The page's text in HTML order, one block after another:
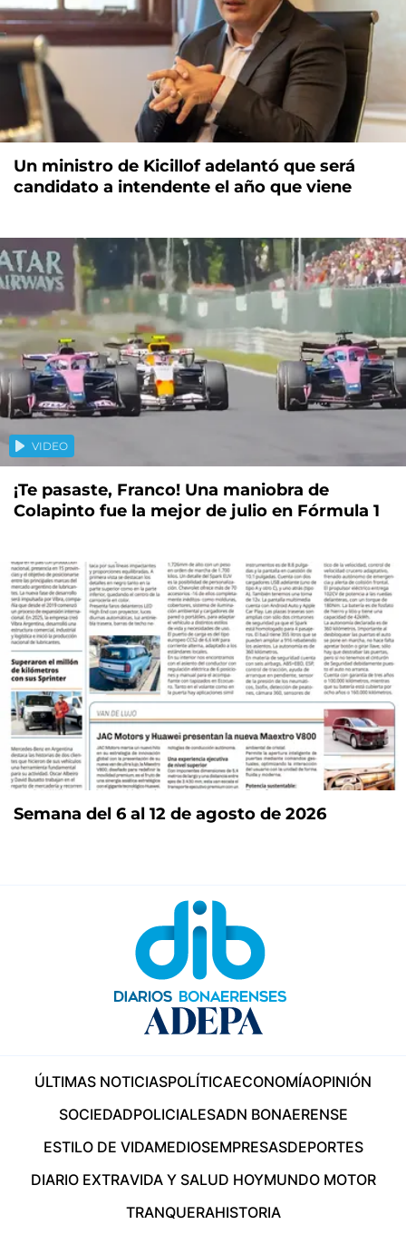
Un ministro de Kicillof adelantó que será
candidato a intendente el año que viene
VIDEO
¡Te pasaste, Franco! Una maniobra de
Colapinto fue la mejor de julio en Fórmula 1
Semana del 6 al 12 de agosto de 2026
ÚLTIMAS NOTICIASPOLÍTICAECONOMÍAOPINIÓN
SOCIEDADPOLICIALESADN BONAERENSE
ESTILO DE VIDAMEDIOSEMPRESASDEPORTES
DIARIO EXTRAVIDA Y SALUD HOYMUNDO MOTOR
TRANQUERAHISTORIA